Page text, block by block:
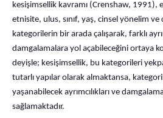
kesişimsellik kavramı (Crenshaw, 1991),
etnisite, ulus, sınıf, yaş, cinsel yönelim
kategorilerin bir arada çalışarak, farklı
damgalamalara yol açabileceğini ortaya
deyişle; kesişimsellik, bu kategorileri
tutarlı yapılar olarak almaktansa,
yaşanabilecek ayrımcılıkları ve
sağlamaktadır.